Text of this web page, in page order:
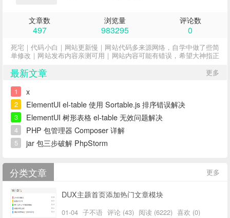
文章数
497
浏览量
983295
评论数
0
死宅｜代码小白｜网站更新慢｜网站代码多来源网络，自学中做了些简
单修改｜网站发布内容亲测可用｜网站内容可能有错误，希望大神指正
更多
最新文章
1 x
2 ElementUI el-table 使用 Sortable.js 排序错误解决
3 ElementUI 树形表格 el-table 无效问题解决
4 PHP 包管理器 Composer 详解
5 jar 包三步破解 PhpStorm
更多
分类文章
DUX主题首页添加热门文章模块
01-04 子不语 评论 (43) 阅读 (6222) 喜欢 (0)